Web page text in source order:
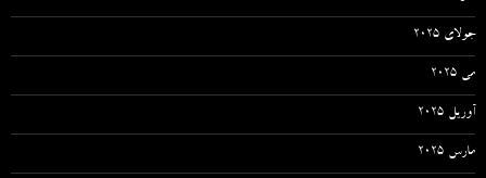
جولای 2025
می 2025
آوریل 2025
مارس 2025